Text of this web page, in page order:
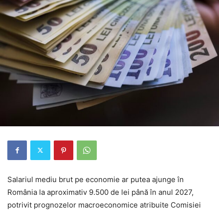
Salariul mediu brut pe economie ar putea ajunge în
România la aproximativ 9.500 de lei până în anul 2027,
potrivit prognozelor macroeconomice atribuite Comisiei